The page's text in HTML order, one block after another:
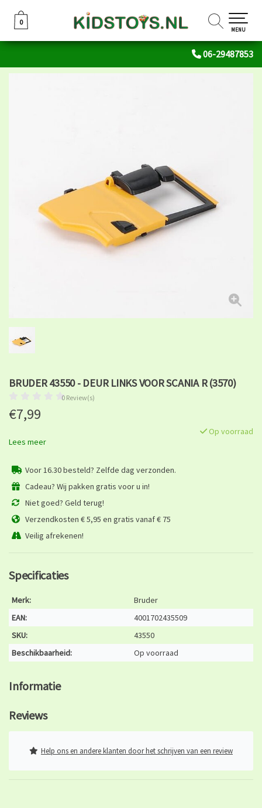
06-29487853
0
0
MENU
BRUDER 43550 - DEUR LINKS VOOR SCANIA R (3570)
0 Review(s)
€7,99
Op voorraad
Lees meer
Voor 16.30 besteld? Zelfde dag verzonden.
Cadeau? Wij pakken gratis voor u in!
Niet goed? Geld terug!
Verzendkosten € 5,95 en gratis vanaf € 75
Veilig afrekenen!
Specificaties
Merk:
Bruder
EAN:
4001702435509
SKU:
43550
Beschikbaarheid:
Op voorraad
Informatie
Reviews
Help ons en andere klanten door het schrijven van een review